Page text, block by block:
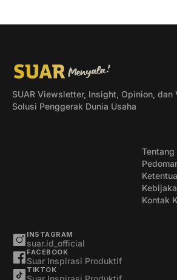
SUAR Viewsletter, Insight, Opinion, dan
Solusi Penggerak Dunia Usaha
Tentang
Kontak
INSTAGRAM
suar.id_official
FACEBOOK
Suar Inspirasi Produktif
TIKTOK